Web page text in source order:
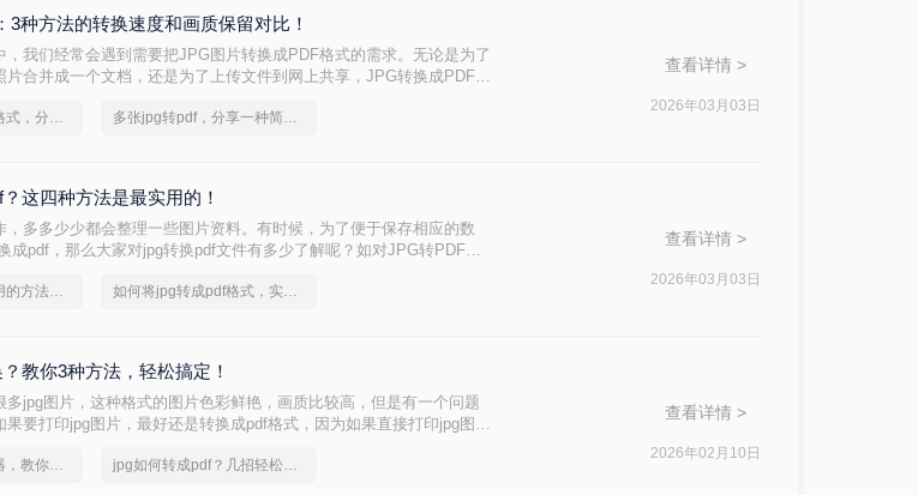
3种方法的转换速度和画质保留对比！
，我们经常会遇到需要把JPG图片转换成PDF格式的需求。无论是为了
片合并成一个文档，还是为了上传文件到网上共享，JPG转换成PDF都
松完成JPG到PDF的转换。让我们一起来看看吧！
如何将jpg转成pdf格式，分享一种简单的方法 多张jpg转pdf，分享一种简单的方法
查看详情 >
2026年03月03日
这四种方法是最实用的！
，多多少少都会整理一些图片资料。有时候，为了便于保存相应的数
成pdf，那么大家对jpg转换pdf文件有多少了解呢？如对JPG转PDF不
jpg转一套pdf，实用的方法来了 如何将jpg转成pdf格式，实用的方法来了
查看详情 >
2026年03月03日
教你3种方法，轻松搞定！
多jpg图片，这种格式的图片色彩鲜艳，画质比较高，但是有一个问题
果要打印jpg图片，最好还是转换成pdf格式，因为如果直接打印jpg图
jpg转pdf格式转换器，教你轻松应对 jpg如何转成pdf？几招轻松搞定
查看详情 >
2026年02月10日